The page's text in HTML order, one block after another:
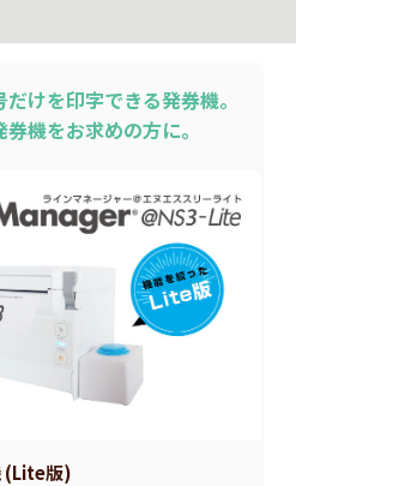
けを印字できる発券機。
機をお求めの方に。
(Lite版)